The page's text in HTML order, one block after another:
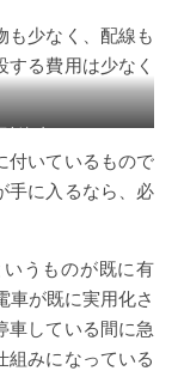
も少なく、配線も
る費用は少なく
新都市ニューシャト
の路面写真
付いているもので
手に入るなら、必
うものが既に有
車が既に実用化さ
車している間に急
組みになっている